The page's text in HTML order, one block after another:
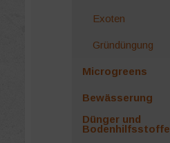
Exoten
Gründüngung
Microgreens
Bewässerung
Dünger und
Bodenhilfsstoffe